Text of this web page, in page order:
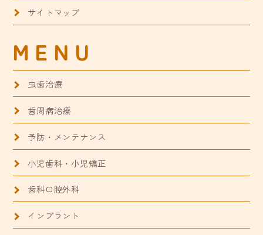
サイトマップ
MENU
虫歯治療
歯周病治療
予防・メンテナンス
小児歯科・小児矯正
歯科口腔外科
インプラント